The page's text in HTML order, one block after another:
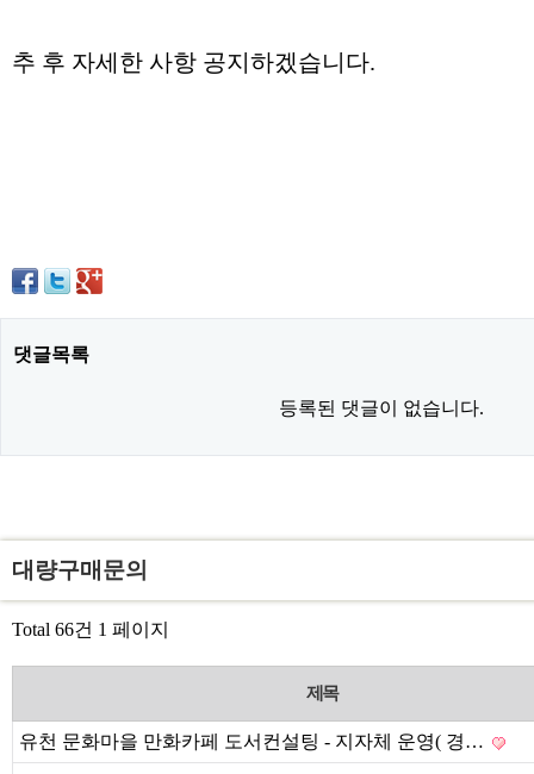
추 후 자세한 사항 공지하겠습니다.
댓글목록
등록된 댓글이 없습니다.
대량구매문의
Total 66건 1 페이지
제목
유천 문화마을 만화카페 도서컨설팅 - 지자체 운영( 경…